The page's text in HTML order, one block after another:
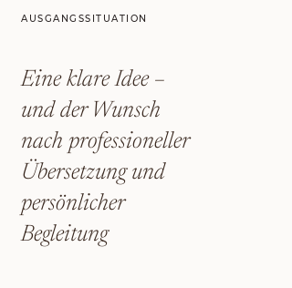
AUSGANGSSITUATION
Eine klare Idee –
und der Wunsch
nach professioneller
Übersetzung und
persönlicher
Begleitung